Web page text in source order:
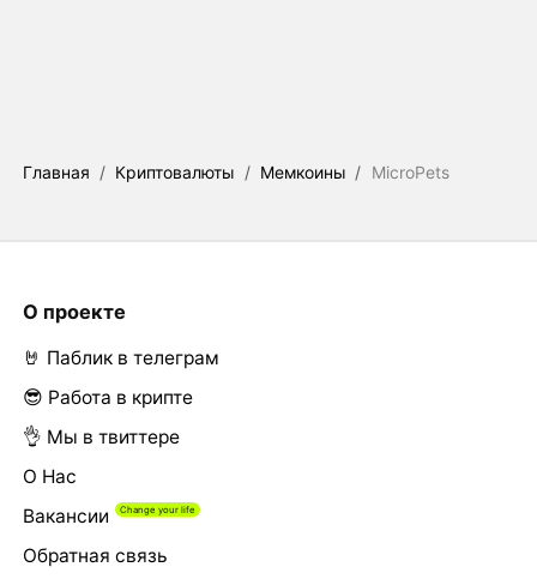
Главная / Криптовалюты / Мемкоины / MicroPets
О проекте
🤘 Паблик в телеграм
😎 Работа в крипте
👌 Мы в твиттере
О Нас
Вакансии
Обратная связь